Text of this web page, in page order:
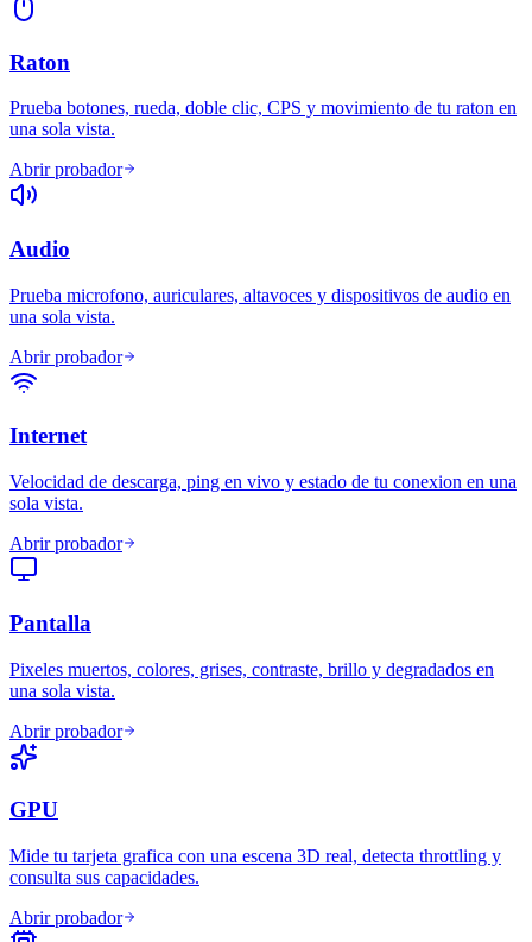
Raton
Prueba botones, rueda, doble clic, CPS y movimiento de tu raton en
una sola vista.
Abrir probador
Audio
Prueba microfono, auriculares, altavoces y dispositivos de audio en
una sola vista.
Abrir probador
Internet
Velocidad de descarga, ping en vivo y estado de tu conexion en una
sola vista.
Abrir probador
Pantalla
Pixeles muertos, colores, grises, contraste, brillo y degradados en
una sola vista.
Abrir probador
GPU
Mide tu tarjeta grafica con una escena 3D real, detecta throttling y
consulta sus capacidades.
Abrir probador